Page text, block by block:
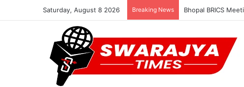
Saturday, August 8 2026 Breaking News Bhopal BRICS